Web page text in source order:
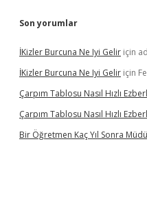
Son yorumlar
İKizler Burcuna Ne Iyi Gelir için
İKizler Burcuna Ne Iyi Gelir için
Çarpım Tablosu Nasıl Hızlı
Çarpım Tablosu Nasıl Hızlı
Bir Öğretmen Kaç Yıl Sonra